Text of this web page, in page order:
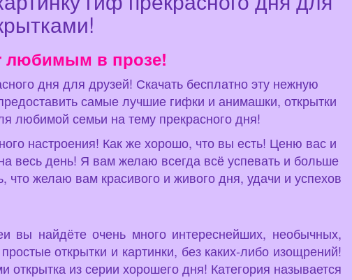
любимым в прозе!
дня для друзей! Скачать бесплатно эту нежную
самые лучшие гифки и анимашки, открытки
любимой семьи на тему прекрасного дня!
настроения! Как же хорошо, что вы есть! Ценю вас и
весь день! Я вам желаю всегда всё успевать и больше
желаю вам красивого и живого дня, удачи и успехов
вы найдёте очень много интереснейших, необычных,
открытки и картинки, без каких-либо изощрений!
из серии хорошего дня! Категория называется